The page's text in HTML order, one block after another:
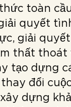
toàn
quyết
giải
thất thoát
tạo dựng
đổi
dựng